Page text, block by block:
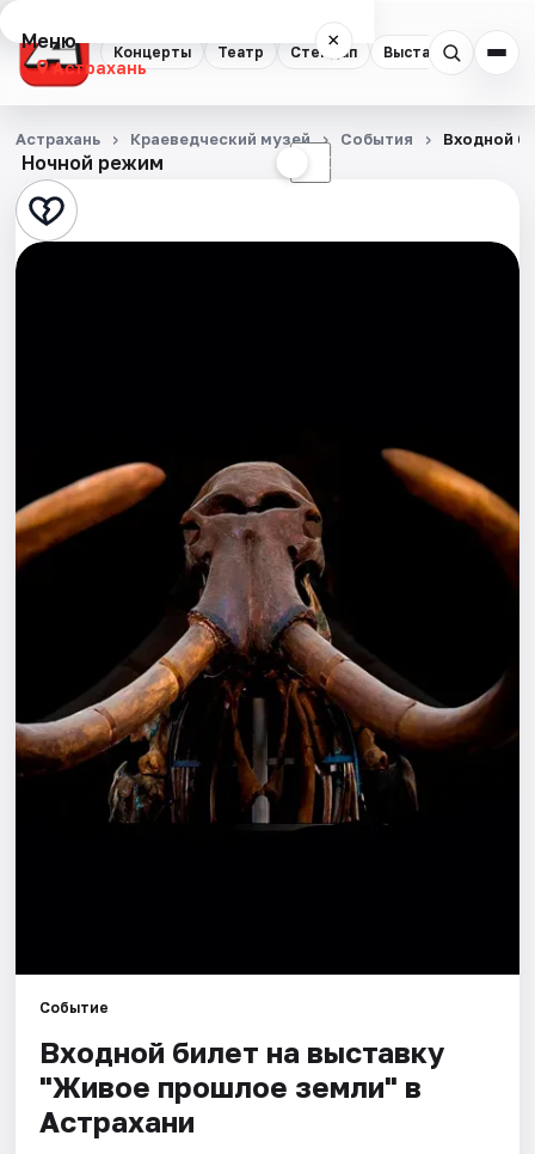
Концерты Театр Стендап Выставки
Меню ×
Астрахань
Концерты
Театр
Стендап
События
Артисты
Рейтинги
Ночной режим ☾
Астрахань Краеведческий музей События Входной
Событие
Входной билет на выставку
"Живое прошлое земли" в
Астрахани